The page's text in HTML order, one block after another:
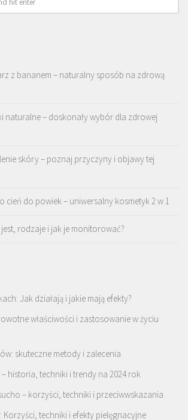
z bananem – naturalny sposób na zdrową
naturalne – doskonały wybór dla zdrowej
skóry – poznaj przyczyny i objawy tej
cień do powiek – uniwersalny kosmetyk 2 w 1
rodzaje i jak je monitorować?
Jak działają i jakie mają efekty?
właściwości i zastosowanie w życiu
skuteczne metody i zalecenia
historia, techniki i trendy na 2024 rok
– korzyści, techniki i przeciwwskazania
Korzyści, techniki i efekty pielęgnacyjne